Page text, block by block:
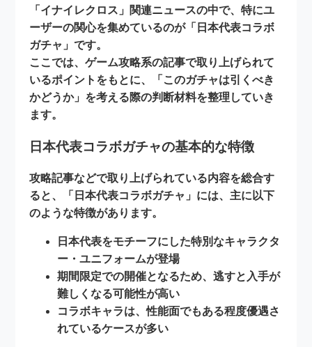
「イナイレクロス」関連ニュースの中で、特にユ
ーザーの関心を集めているのが「日本代表コラボ
ガチャ」です。
ここでは、ゲーム攻略系の記事で取り上げられて
いるポイントをもとに、「このガチャは引くべき
かどうか」を考える際の判断材料を整理していき
ます。
日本代表コラボガチャの基本的な特徴
攻略記事などで取り上げられている内容を総合す
ると、「日本代表コラボガチャ」には、主に以下
のような特徴があります。
日本代表をモチーフにした特別なキャラクタ
ー・ユニフォームが登場
期間限定での開催となるため、逃すと入手が
難しくなる可能性が高い
コラボキャラは、性能面でもある程度優遇さ
れているケースが多い